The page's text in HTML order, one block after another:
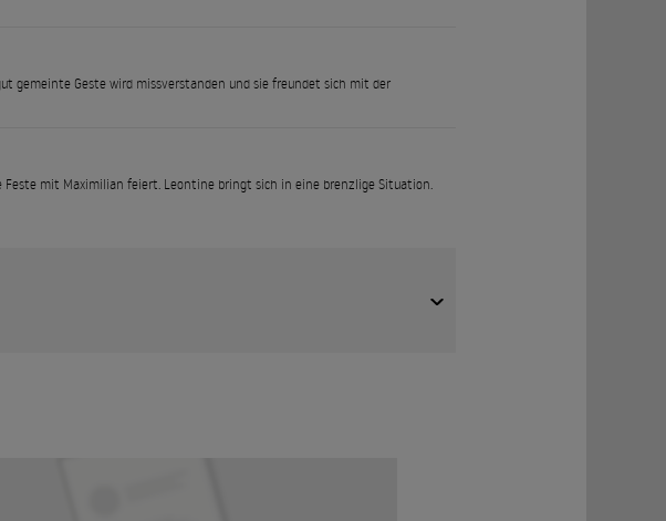
gemeinte Geste wird missverstanden und sie freundet sich mit der
Feste mit Maximilian feiert. Leontine bringt sich in eine brenzlige Situation.